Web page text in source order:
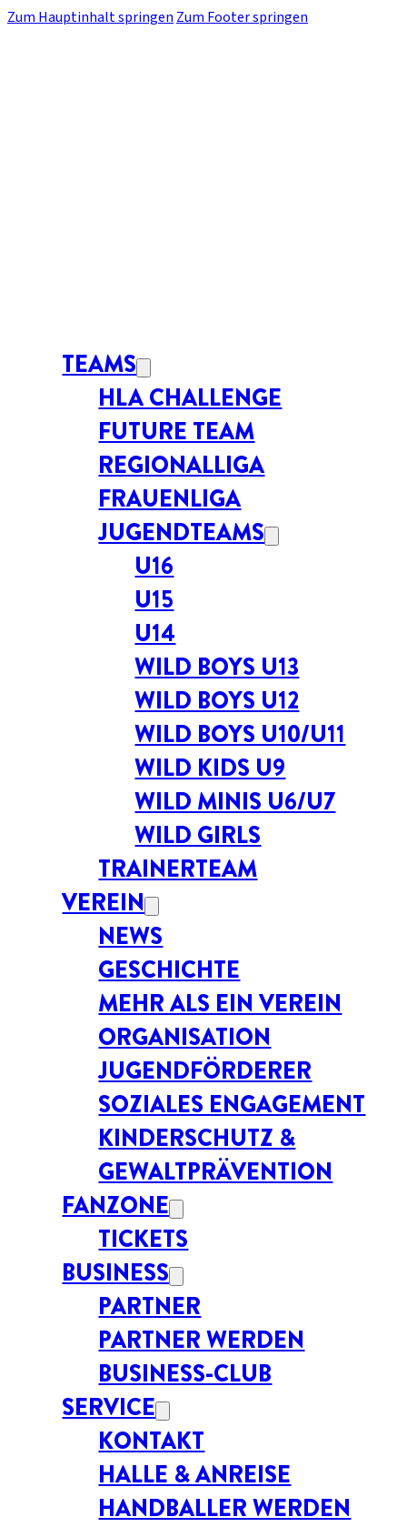
Zum Hauptinhalt springen Zum Footer springen
TEAMS
HLA CHALLENGE
FUTURE TEAM
REGIONALLIGA
FRAUENLIGA
JUGENDTEAMS
U16
U15
U14
WILD BOYS U13
WILD BOYS U12
WILD BOYS U10/U11
WILD KIDS U9
WILD MINIS U6/U7
WILD GIRLS
TRAINERTEAM
VEREIN
NEWS
GESCHICHTE
MEHR ALS EIN VEREIN
ORGANISATION
JUGENDFÖRDERER
SOZIALES ENGAGEMENT
KINDERSCHUTZ &
GEWALTPRÄVENTION
FANZONE
TICKETS
BUSINESS
PARTNER
PARTNER WERDEN
BUSINESS-CLUB
SERVICE
KONTAKT
HALLE & ANREISE
HANDBALLER WERDEN